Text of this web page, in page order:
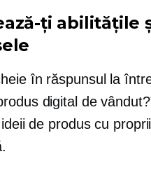
ți abilitățile
în răspunsul la
digital de
de produs cu